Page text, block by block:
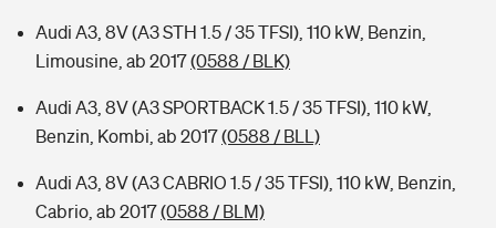
Audi A3, 8V (A3 STH 1.5 / 35 TFSI), 110 kW, Benzin,
Limousine, ab 2017(0588 / BLK)
Audi A3, 8V (A3 SPORTBACK 1.5 / 35 TFSI), 110 kW,
Benzin, Kombi, ab 2017(0588 / BLL)
Audi A3, 8V (A3 CABRIO 1.5 / 35 TFSI), 110 kW, Benzin,
Cabrio, ab 2017(0588 / BLM)